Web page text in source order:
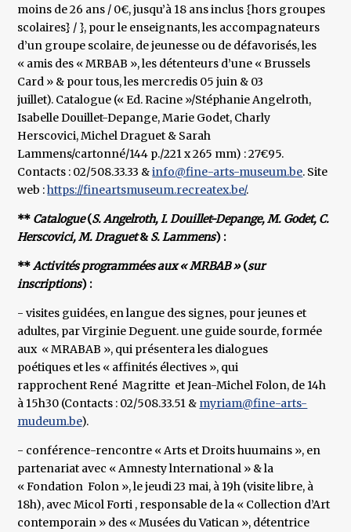
moins de 26 ans / 0€, jusqu’à 18 ans inclus {hors groupes
scolaires} / }, pour le enseignants, les accompagnateurs
d’un groupe scolaire, de jeunesse ou de défavorisés, les
« amis des « MRBAB », les détenteurs d’une « Brussels
Card » & pour tous, les mercredis 05 juin & 03
juillet). Catalogue (« Ed. Racine »/Stéphanie Angelroth,
Isabelle Douillet-Depange, Marie Godet, Charly
Herscovici, Michel Draguet & Sarah
Lammens/cartonné/144 p./221 x 265 mm) : 27€95.
Contacts : 02/508.33.33 &info@fine-arts-museum.be. Site
web :https://fineartsmuseum.recreatex.be/.
** Catalogue(S. Angelroth, I. Douillet-Depange, M. Godet, C.
Herscovici, M. Draguet&S. Lammens) :
**Activités programmées aux « MRBAB »(sur
inscriptions) :
- visites guidées, en langue des signes, pour jeunes et
adultes, par Virginie Deguent. une guide sourde, formée
aux « MRABAB », qui présentera les dialogues
poétiques et les « affinités électives », qui
rapprochent René Magritte et Jean-Michel Folon, de 14h
à 15h30 (Contacts : 02/508.33.51 & myriam@fine-arts-
mudeum.be).
- conférence-rencontre « Arts et Droits huumains », en
partenariat avec « Amnesty lnternational » & la
« Fondation Folon », le jeudi 23 mai, à 19h (visite libre, à
18h), avec Micol Forti , responsable de la « Collection d’Art
contemporain » des « Musées du Vatican », détentrice